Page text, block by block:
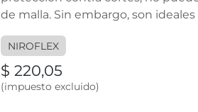
de malla. Sin embargo, son
NIROFLEX
$ 220,05
(impuesto excluido)